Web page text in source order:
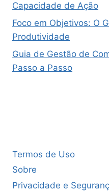
Capacidade de Ação
Foco em Objetivos: O
Produtividade
Guia de Gestão de
Passo a Passo
Termos de Uso
Sobre
Privacidade e